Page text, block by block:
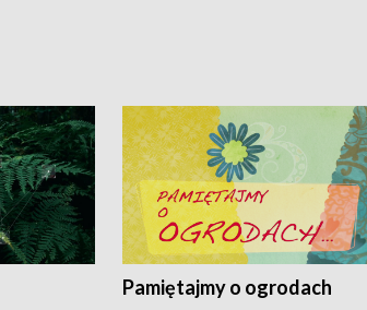
Pamiętajmy o ogrodach